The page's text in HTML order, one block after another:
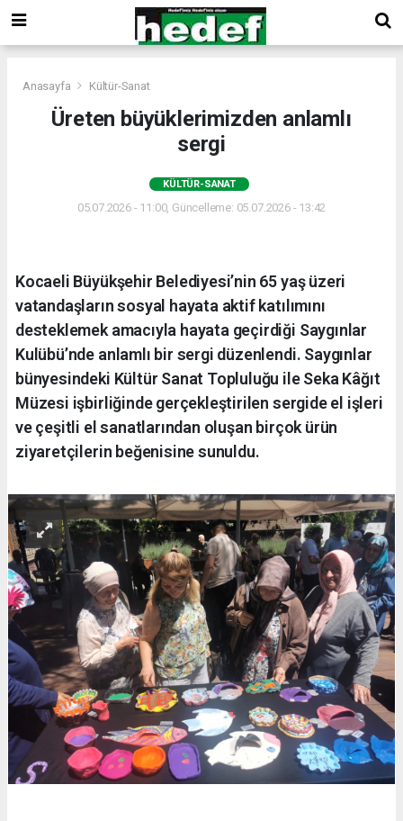
Anasayfa Kültür-Sanat
Üreten büyüklerimizden anlamlı
sergi
KÜLTÜR-SANAT
05.07.2026 - 11:00, Güncelleme: 05.07.2026 - 13:42
Kocaeli Büyükşehir Belediyesi’nin 65 yaş üzeri
vatandaşların sosyal hayata aktif katılımını
desteklemek amacıyla hayata geçirdiği Saygınlar
Kulübü’nde anlamlı bir sergi düzenlendi. Saygınlar
bünyesindeki Kültür Sanat Topluluğu ile Seka Kâğıt
Müzesi işbirliğinde gerçekleştirilen sergide el işleri
ve çeşitli el sanatlarından oluşan birçok ürün
ziyaretçilerin beğenisine sunuldu.